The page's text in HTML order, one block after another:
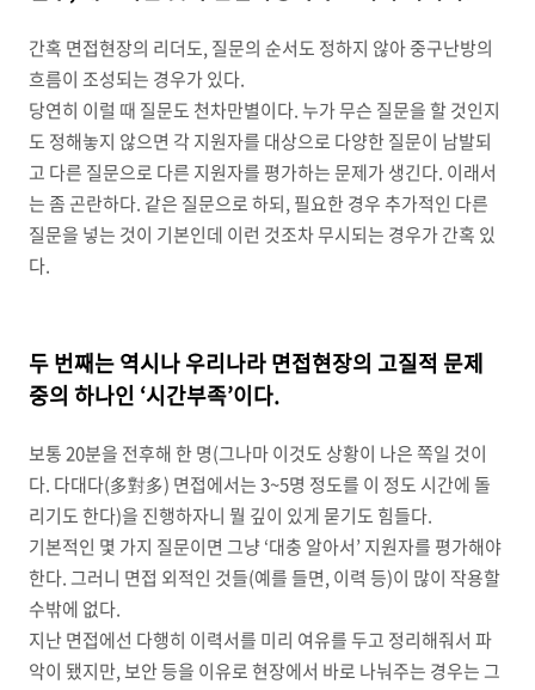
간혹 면접현장의 리더도, 질문의 순서도 정하지 않아 중구난방의
흐름이 조성되는 경우가 있다.
당연히 이럴 때 질문도 천차만별이다. 누가 무슨 질문을 할 것인지
도 정해놓지 않으면 각 지원자를 대상으로 다양한 질문이 남발되
고 다른 질문으로 다른 지원자를 평가하는 문제가 생긴다. 이래서
는 좀 곤란하다. 같은 질문으로 하되, 필요한 경우 추가적인 다른
질문을 넣는 것이 기본인데 이런 것조차 무시되는 경우가 간혹 있
다.
두 번째는 역시나 우리나라 면접현장의 고질적 문제
중의 하나인 ‘시간부족’이다.
보통 20분을 전후해 한 명(그나마 이것도 상황이 나은 쪽일 것이
다. 다대다(多對多) 면접에서는 3~5명 정도를 이 정도 시간에 돌
리기도 한다)을 진행하자니 뭘 깊이 있게 묻기도 힘들다.
기본적인 몇 가지 질문이면 그냥 ‘대충 알아서’ 지원자를 평가해야
한다. 그러니 면접 외적인 것들(예를 들면, 이력 등)이 많이 작용할
수밖에 없다.
지난 면접에선 다행히 이력서를 미리 여유를 두고 정리해줘서 파
악이 됐지만, 보안 등을 이유로 현장에서 바로 나눠주는 경우는 그